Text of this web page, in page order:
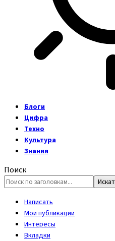
Блоги
Цифра
Техно
Культура
Знания
Поиск
Написать
Мои публикации
Интересы
Вкладки